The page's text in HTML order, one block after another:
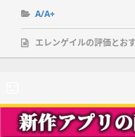
A/A+
エレンゲイルの評価とお